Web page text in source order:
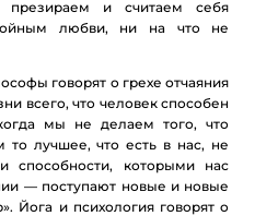
и считаем себя
любви, ни на что не
говорят о грехе отчаяния
всего, что человек способен
мы не делаем того, что
лучшее, что есть в нас, не
способности, которыми нас
— поступают новые и новые
Йога и психология говорят о